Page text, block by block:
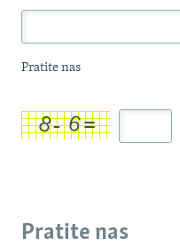
Pratite nas
Pratite nas